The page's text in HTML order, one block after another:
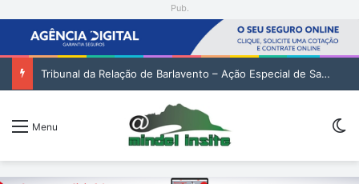
Pub.
Tribunal da Relação de Barlavento – Ação Especial de Sandra Helena Monteiro Lima (2. pub)
Menu